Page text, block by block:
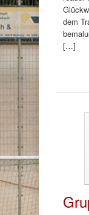
dem
[…]